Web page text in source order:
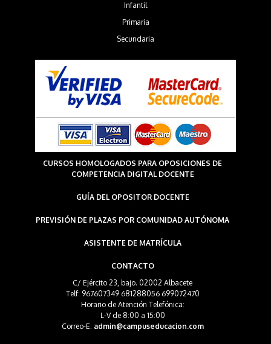
Infantil
Primaria
Secundaria
CURSOS HOMOLOGADOS PARA OPOSICIONES DE
COMPETENCIA DIGITAL DOCENTE
GUÍA DEL OPOSITOR DOCENTE
PREVISIÓN DE PLAZAS POR COMUNIDAD AUTÓNOMA
ASISTENTE DE MATRÍCULA
CONTACTO
C/ Ejército 23, bajo. 02002 Albacete
Telf: 967607349 681288056 699072470
Horario de Atención Telefónica:
L-V de 8:00 a 15:00
Correo-E: admin@campuseducacion.com